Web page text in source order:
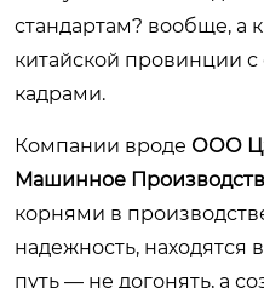
стандартам? вообще, а
китайской провинции
кадрами.
Компании вроде ООО
Машинное
корнями в
надежность,
путь — не догонять, а